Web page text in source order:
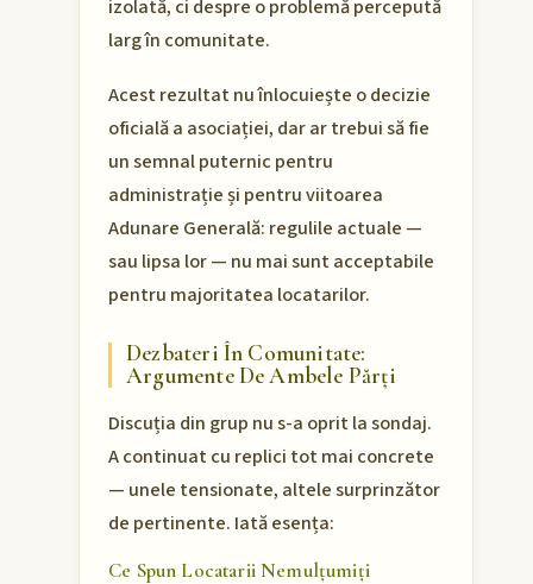
izolată, ci despre o problemă percepută
larg în comunitate.
Acest rezultat nu înlocuiește o decizie
oficială a asociației, dar ar trebui să fie
un semnal puternic pentru
administrație și pentru viitoarea
Adunare Generală: regulile actuale —
sau lipsa lor — nu mai sunt acceptabile
pentru majoritatea locatarilor.
Dezbateri În Comunitate:
Argumente De Ambele Părți
Discuția din grup nu s-a oprit la sondaj.
A continuat cu replici tot mai concrete
— unele tensionate, altele surprinzător
de pertinente. Iată esența:
Ce Spun Locatarii Nemulțumiți